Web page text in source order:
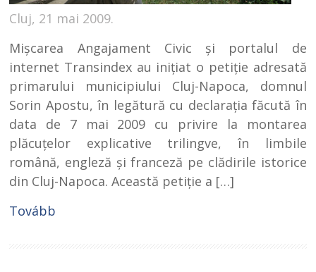
Cluj, 21 mai 2009.
Mişcarea Angajament Civic şi portalul de
internet Transindex au iniţiat o petiţie adresată
primarului municipiului Cluj-Napoca, domnul
Sorin Apostu, în legătură cu declaraţia făcută în
data de 7 mai 2009 cu privire la montarea
plăcuţelor explicative trilingve, în limbile
română, engleză şi franceză pe clădirile istorice
din Cluj-Napoca. Această petiţie a […]
Tovább